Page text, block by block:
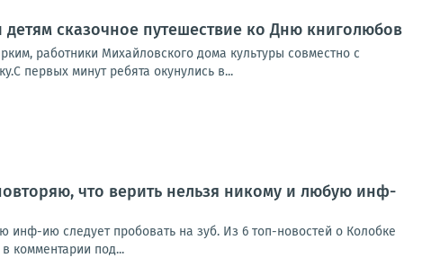
сказочное путешествие ко Дню книголюбов
работники Михайловского дома культуры совместно с
первых минут ребята окунулись в...
что верить нельзя никому и любую инф-
ию следует пробовать на зуб. Из 6 топ-новостей о Колобке
комментарии под...